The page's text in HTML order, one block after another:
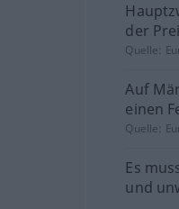
der
Quelle:
Auf
einen
Quelle:
Es
und